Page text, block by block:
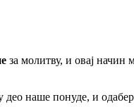
за молитву, и овај начин
део наше понуде, и